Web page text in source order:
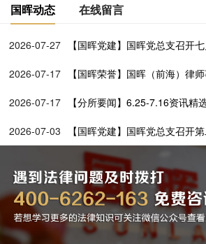
国晖动态 在线留言
2026-07-27
【国晖党建】国晖党总支召
2026-07-17
【国晖荣誉】国晖（前海）律
2026-07-17
【分所要闻】6.25-7.16资讯精
2026-07-03
【国晖党建】国晖党总支召
党建引领公益路 法律服务暖基